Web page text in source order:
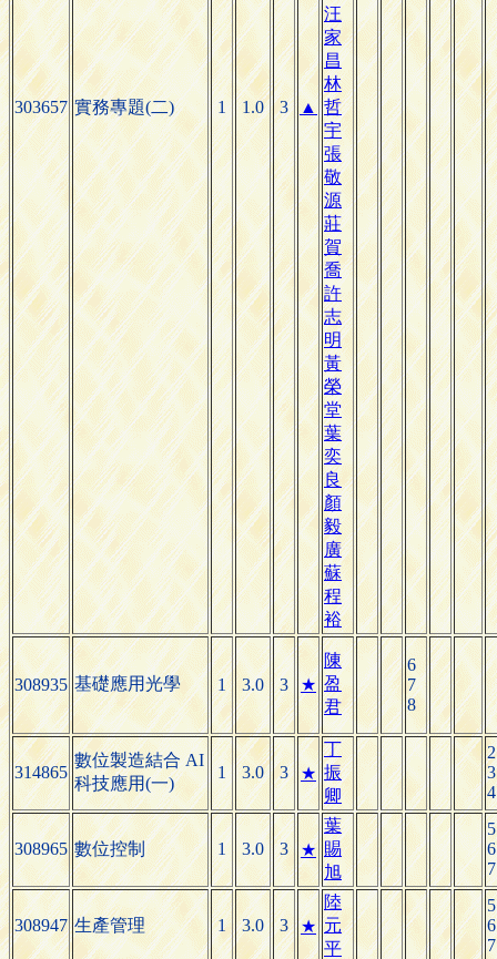
303657 實務專題(二) 1 1.0 3 ▲
汪
家
昌
林
哲
宇
張
敬
源
莊
賀
喬
許
志
明
黃
榮
堂
葉
奕
良
顏
毅
廣
蘇
程
裕
308935 基礎應用光學 1 3.0 3 ★
陳
盈
君
6
7
8
314865
數位製造結合 AI
科技應用(一)
1 3.0 3 ★
丁
振
卿
2
3
4
308965 數位控制 1 3.0 3 ★
葉
賜
旭
5
6
7
308947 生產管理 1 3.0 3 ★
陸
元
平
5
6
7